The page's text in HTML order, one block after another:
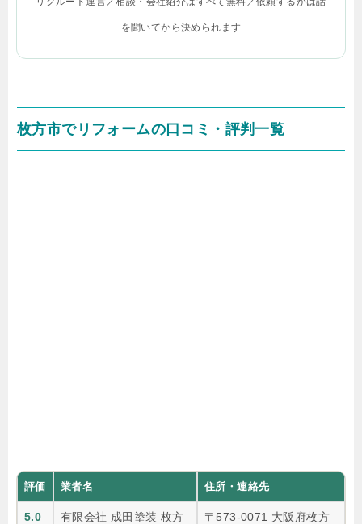
を聞いてから決められます
枚方市でリフォームの口コミ・評判一覧
評価 業者名 住所・連絡先
5.0
有限会社 成田塗装 枚方
〒573-0071 大阪府枚方